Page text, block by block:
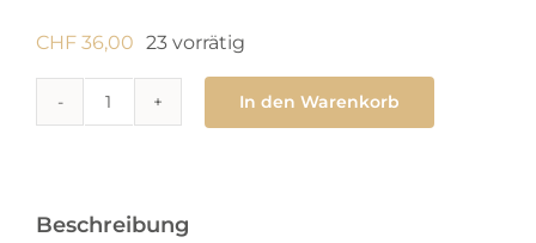
CHF36,00 23 vorrätig
x
In den Warenkorb
Beschreibung